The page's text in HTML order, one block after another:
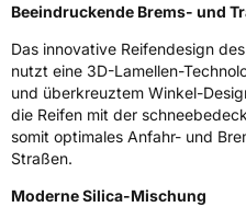
Zustand Neureifen
M+SJa
Verstärkt XL
EU Label
Beeindruckende Brems- und
Das innovative Reifendesign
nutzt eine 3D-Lamellen-
und überkreuztem Winkel-
die Reifen mit der
somit optimales Anfahr- und
Straßen.
Moderne Silica-Mischung